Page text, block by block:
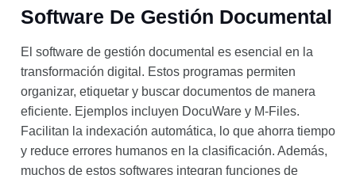
Software De Gestión Documental
El software de gestión documental es esencial en la
transformación digital. Estos programas permiten
organizar, etiquetar y buscar documentos de manera
eficiente. Ejemplos incluyen DocuWare y M-Files.
Facilitan la indexación automática, lo que ahorra tiempo
y reduce errores humanos en la clasificación. Además,
muchos de estos softwares integran funciones de